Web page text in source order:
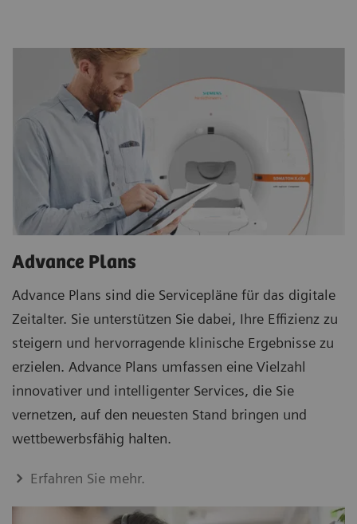
Advance Plans
Advance Plans sind die Servicepläne für das digitale
Zeitalter. Sie unterstützen Sie dabei, Ihre Effizienz zu
steigern und hervorragende klinische Ergebnisse zu
erzielen. Advance Plans umfassen eine Vielzahl
innovativer und intelligenter Services, die Sie
vernetzen, auf den neuesten Stand bringen und
wettbewerbsfähig halten.
Erfahren Sie mehr.